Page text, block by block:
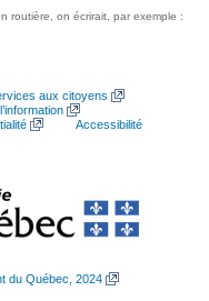
routière, on écrirait, par exemple :
aux citoyens
Accessibilité
du Québec, 2024